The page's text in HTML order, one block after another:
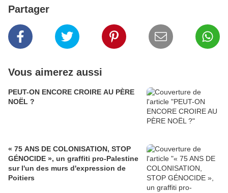
Partager
Vous aimerez aussi
PEUT-ON ENCORE CROIRE AU PÈRE
NOËL ?
« 75 ANS DE COLONISATION, STOP
GÉNOCIDE », un graffiti pro-Palestine
sur l'un des murs d'expression de
Poitiers